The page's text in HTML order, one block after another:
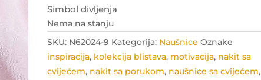
Simbol divljenja
Nema na stanju
SKU: N62024-9 Kategorija: Naušnice Oznake
inspiracija, kolekcija blistava, motivacija, nakit sa
cvijećem, nakit sa porukom, naušnice sa cvijećem,